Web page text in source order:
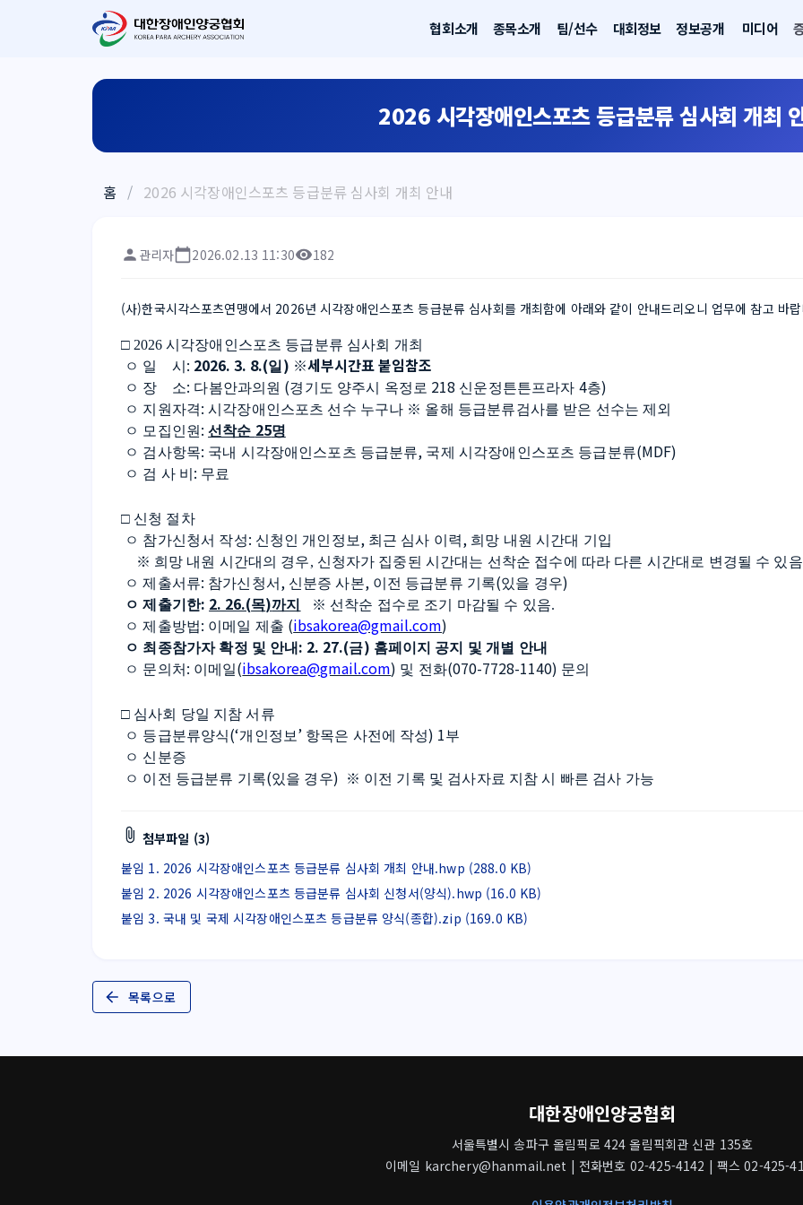
협회소개 종목소개 팀/선수 대회정보 정보공개 미디어
2026 시각장애인스포츠 등급분류 심사회 개최
홈 / 2026 시각장애인스포츠 등급분류 심사회 개최 안내
관리자 2026.02.13 11:30 182
(사)한국시각스포츠연맹에서 2026년 시각장애인스포츠 등급분류 심사회를 개최함에 아래와 같이 안내드리오니 업무에 참고 바
□ 2026 시각장애인스포츠 등급분류 심사회 개최
ㅇ 일    시 : 2026. 3. 8.(일 ) ※세부시간표 붙임참조
ㅇ 장    소: 다봄안과의원 (경기도 양주시 옥정로 218 신운정튼튼프라자 4층)
ㅇ 지원자격: 시각장애인스포츠 선수 누구나 ※ 올해 등급분류검사를 받은 선수는 제외
ㅇ 모집인원 : 선착순 25명
ㅇ 검사항목: 국내 시각장애인스포츠 등급분류, 국제 시각장애인스포츠 등급분류(MDF)
ㅇ 검 사 비 : 무료
□ 신청 절차
ㅇ 참가신청서 작성: 신청인 개인정보 , 최근 심사 이력, 희망 내원 시간대 기입
※ 희망 내원 시간대의 경우, 신청자가 집중된 시간대는 선착순 접수에 따라 다른 시간대로 변경될 수 있음
ㅇ 제출서류: 참가신청서 , 신분증 사본, 이전 등급분류 기록(있을 경우)
ㅇ 제출기한: 2. 26.(목)까지 ※ 선착순 접수로 조기 마감될 수 있음.
ㅇ 제출방법: 이메일 제출 (ibsakorea@gmail.com)
ㅇ 최종참가자 확정 및 안내 : 2. 27.(금) 홈페이지 공지 및 개별 안내
ㅇ 문의처 : 이메일(ibsakorea@gmail.com) 및 전화(070-7728-1140) 문의
□ 심사회 당일 지참 서류
ㅇ 등급분류양식(‘개인정보 ’ 항목은 사전에 작성) 1부
ㅇ 신분증
ㅇ 이전 등급분류 기록(있을 경우) ※ 이전 기록 및 검사자료 지참 시 빠른 검사 가능
첨부파일 (3)
붙임 1. 2026 시각장애인스포츠 등급분류 심사회 개최 안내.hwp (288.0 KB)
붙임 2. 2026 시각장애인스포츠 등급분류 심사회 신청서(양식).hwp (16.0 KB)
붙임 3. 국내 및 국제 시각장애인스포츠 등급분류 양식(종합).zip (169.0 KB)
목록으로
대한장애인양궁협회
서울특별시 송파구 올림픽로 424 올림픽회관 신관 135호
이메일 karchery@hanmail.net | 전화번호 02-425-4142 | 팩스 02-425-